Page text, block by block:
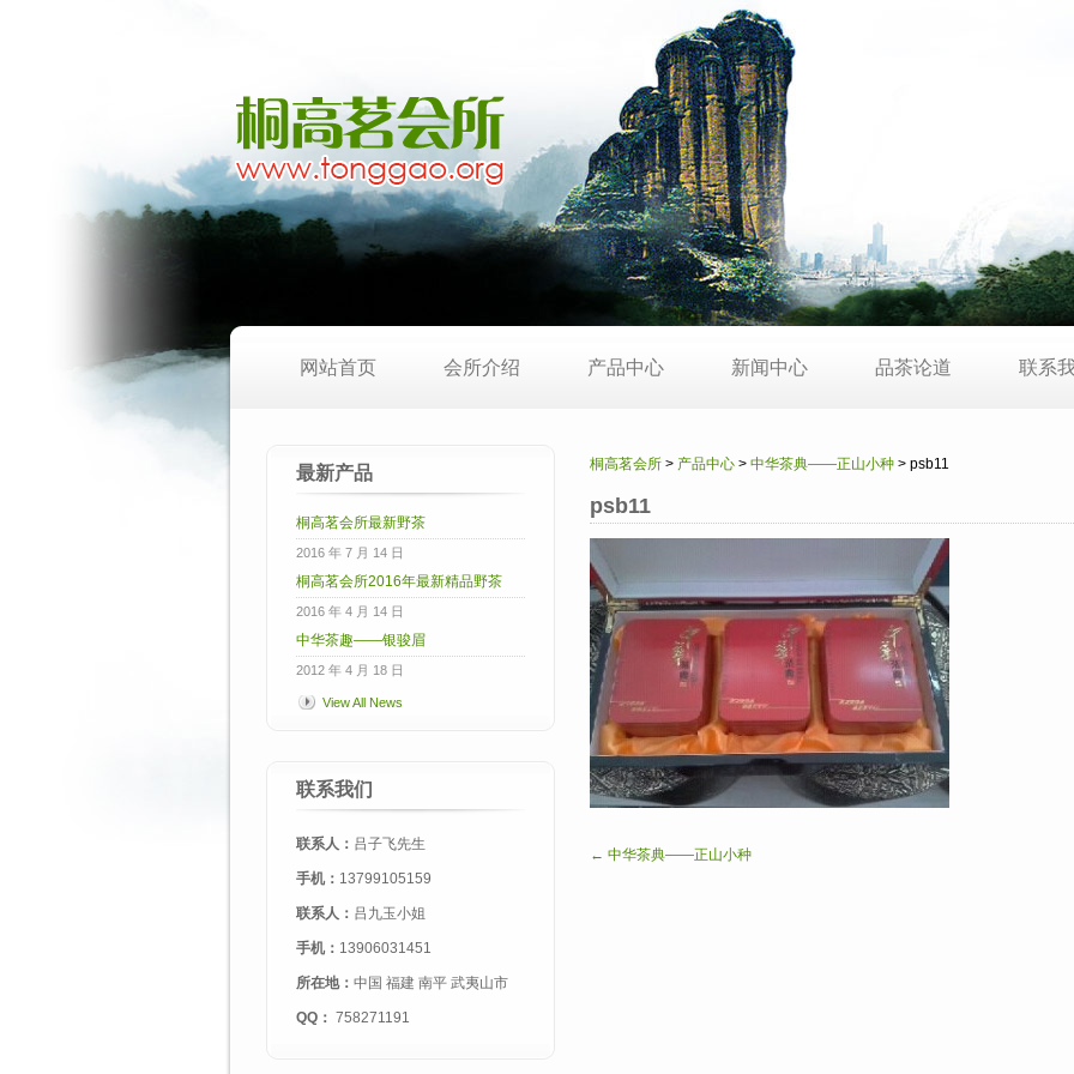
网站首页 会所介绍 产品中心 新闻中心 品茶论道 联系
桐高茗会所 > 产品中心 > 中华茶典——正山小种 > psb11
psb11
← 中华茶典——正山小种
最新产品
桐高茗会所最新野茶
2016 年 7 月 14 日
桐高茗会所2016年最新精品野茶
2016 年 4 月 14 日
中华茶趣——银骏眉
2012 年 4 月 18 日
View All News
联系我们
联系人： 吕子飞先生
手机： 13799105159
联系人： 吕九玉小姐
手机： 13906031451
所在地： 中国 福建 南平 武夷山市
QQ： 758271191